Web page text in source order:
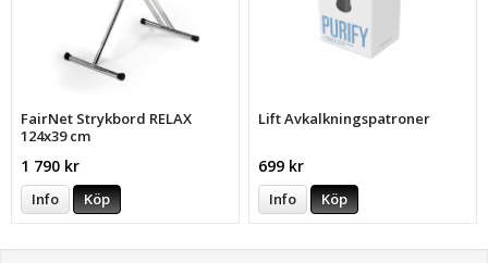
FairNet Strykbord RELAX
124x39 cm
1 790 kr
Info Köp
Lift Avkalkningspatroner
699 kr
Info Köp